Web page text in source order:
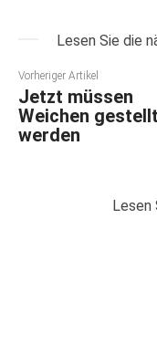
Lesen Sie die
Vorheriger Artikel
Jetzt müssen
Weichen gestellt
werden
Lesen